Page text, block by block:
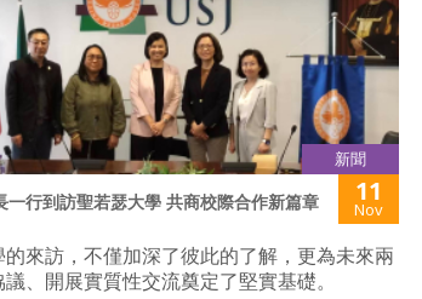
新聞
一行到訪聖若瑟大學 共商校際合作新篇章 11
Nov
來訪，不僅加深了彼此的了解，更為未來兩
、開展實質性交流奠定了堅實基礎。